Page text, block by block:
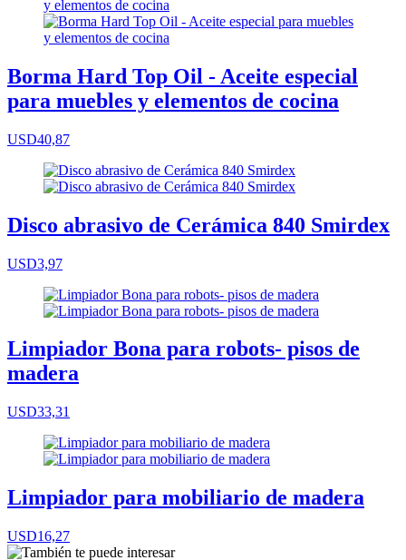
Borma Hard Top Oil - Aceite especial
para muebles y elementos de cocina
USD40,87
Disco abrasivo de Cerámica 840 Smirdex
USD3,97
Limpiador Bona para robots- pisos de
madera
USD33,31
Limpiador para mobiliario de madera
USD16,27